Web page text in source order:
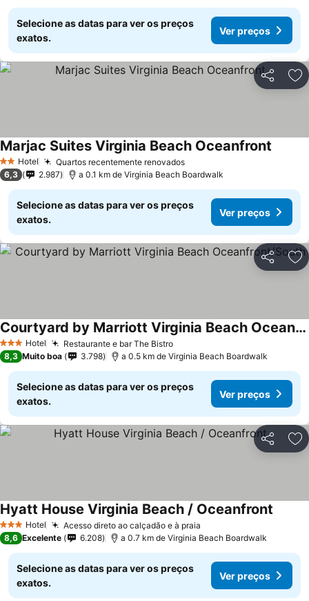
Selecione as datas para ver os preços
exatos.
Ver preços
Partilhar
2 Estrelas
Hotel Quartos recentemente renovados
Marjac Suites Virginia Beach Oceanfront
6,3 2.987 a 0.1 km de Virginia Beach Boardwalk
Selecione as datas para ver os preços
exatos.
Ver preços
Partilhar
3 EstrelasHotel Restaurante e bar The Bistro
Courtyard by Marriott Virginia Beach Oceanfront/South
8,3 Muito boa 3.798 a 0.5 km de Virginia Beach Boardwalk
Selecione as datas para ver os preços
exatos.
Ver preços
Partilhar
3 EstrelasHotel Acesso direto ao calçadão e à praia
Hyatt House Virginia Beach / Oceanfront
8,6 Excelente 6.208 a 0.7 km de Virginia Beach Boardwalk
Selecione as datas para ver os preços
exatos.
Ver preços